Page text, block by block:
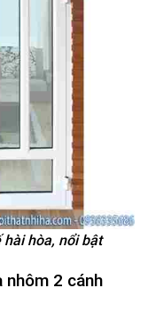
hài hòa, nổi bật
2 cánh